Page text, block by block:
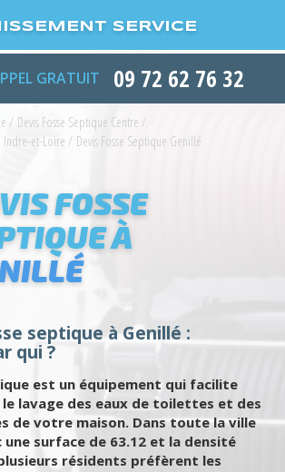
SERVICE
GRATUIT 09 72 62 76 32
/ Devis Fosse Septique Centre /
Indre-et-Loire / Devis Fosse Septique Genillé
FOSSE
À
septique à Genillé :
qui ?
est un équipement qui facilite
lavage des eaux de toilettes et des
de votre maison. Dans toute la ville
une surface de 63.12 et la densité
résidents préfèrent les